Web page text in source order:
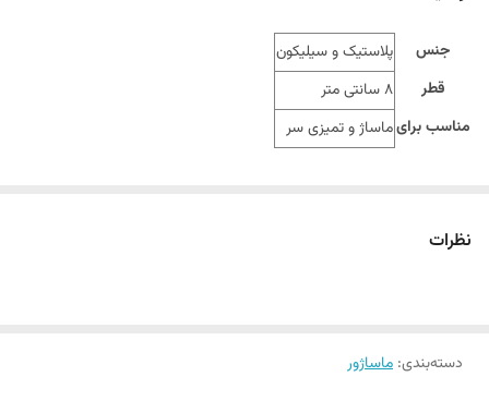
جنس
پلاستیک و سیلیکون
قطر
8 سانتی متر
مناسب برایماساژ و تمیزی سر
نظرات
دسته‌بندی: ماساژور